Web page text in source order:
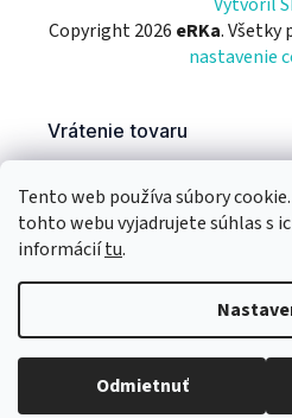
Tento web používa súbory
tohto webu vyjadrujete súhlas s
informáciítu.
Odmietnuť
Copyright 2026 eRKa. Všetky
nastavenie